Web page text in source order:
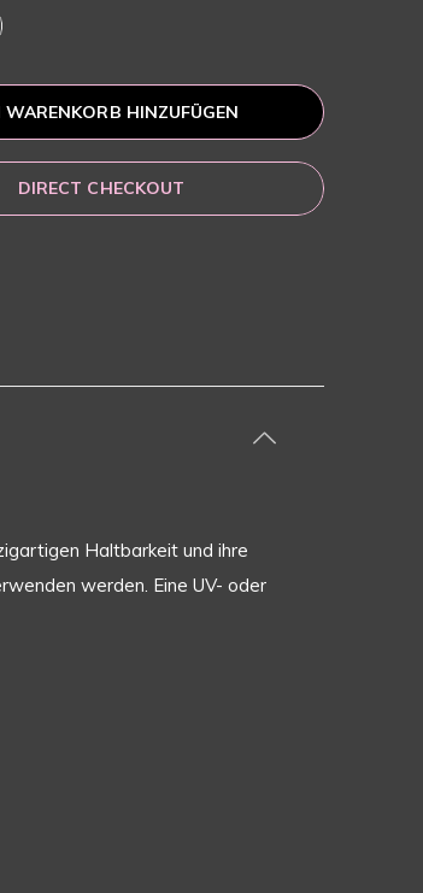
WARENKORB HINZUFÜGEN
DIRECT CHECKOUT
Haltbarkeit und ihre
werden. Eine UV- oder